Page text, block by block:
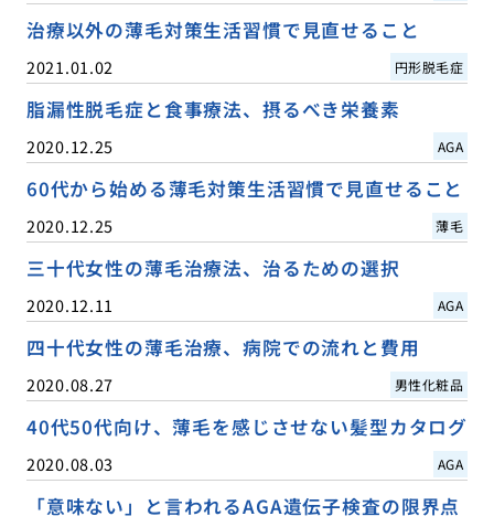
治療以外の薄毛対策生活習慣で見直せること
2021.01.02 円形脱毛症
脂漏性脱毛症と食事療法、摂るべき栄養素
2020.12.25 AGA
60代から始める薄毛対策生活習慣で見直せること
2020.12.25 薄毛
三十代女性の薄毛治療法、治るための選択
2020.12.11 AGA
四十代女性の薄毛治療、病院での流れと費用
2020.08.27 男性化粧品
40代50代向け、薄毛を感じさせない髪型カタログ
2020.08.03 AGA
「意味ない」と言われるAGA遺伝子検査の限界点